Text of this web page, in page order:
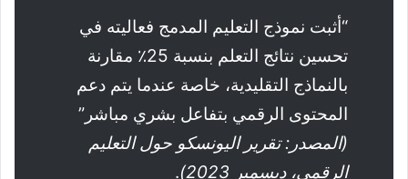
“أثبت نموذج التعليم المدمج فعاليته في
تحسين نتائج التعلم بنسبة 25٪ مقارنة
بالنماذج التقليدية، خاصة عندما يتم دعم
المحتوى الرقمي بتفاعل بشري مباشر”
(المصدر: تقرير اليونسكو حول التعليم
الرقمي، ديسمبر 2023)
.